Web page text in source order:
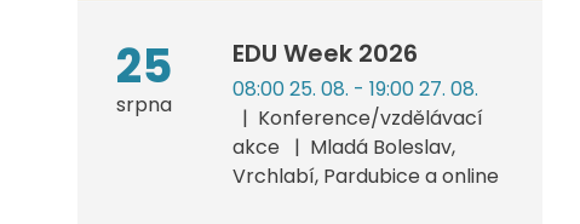
25
srpna
EDU Week 2026
08:00 25. 08. - 19:00 27. 08.
Konference/vzdělávací
akce
Mladá Boleslav,
Vrchlabí, Pardubice a online